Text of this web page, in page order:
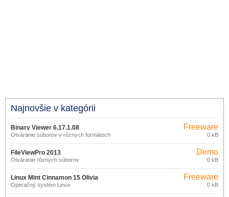
Najnovšie v kategórii
Binary Viewer 6.17.1.08
Otváranie súborov v rôznych formátoch
Freeware
0 kB
FileViewPro 2013
Otváranie rôznych súborov
Demo
0 kB
Linux Mint Cinnamon 15 Olivia
Operačný systém Linux
Freeware
0 kB